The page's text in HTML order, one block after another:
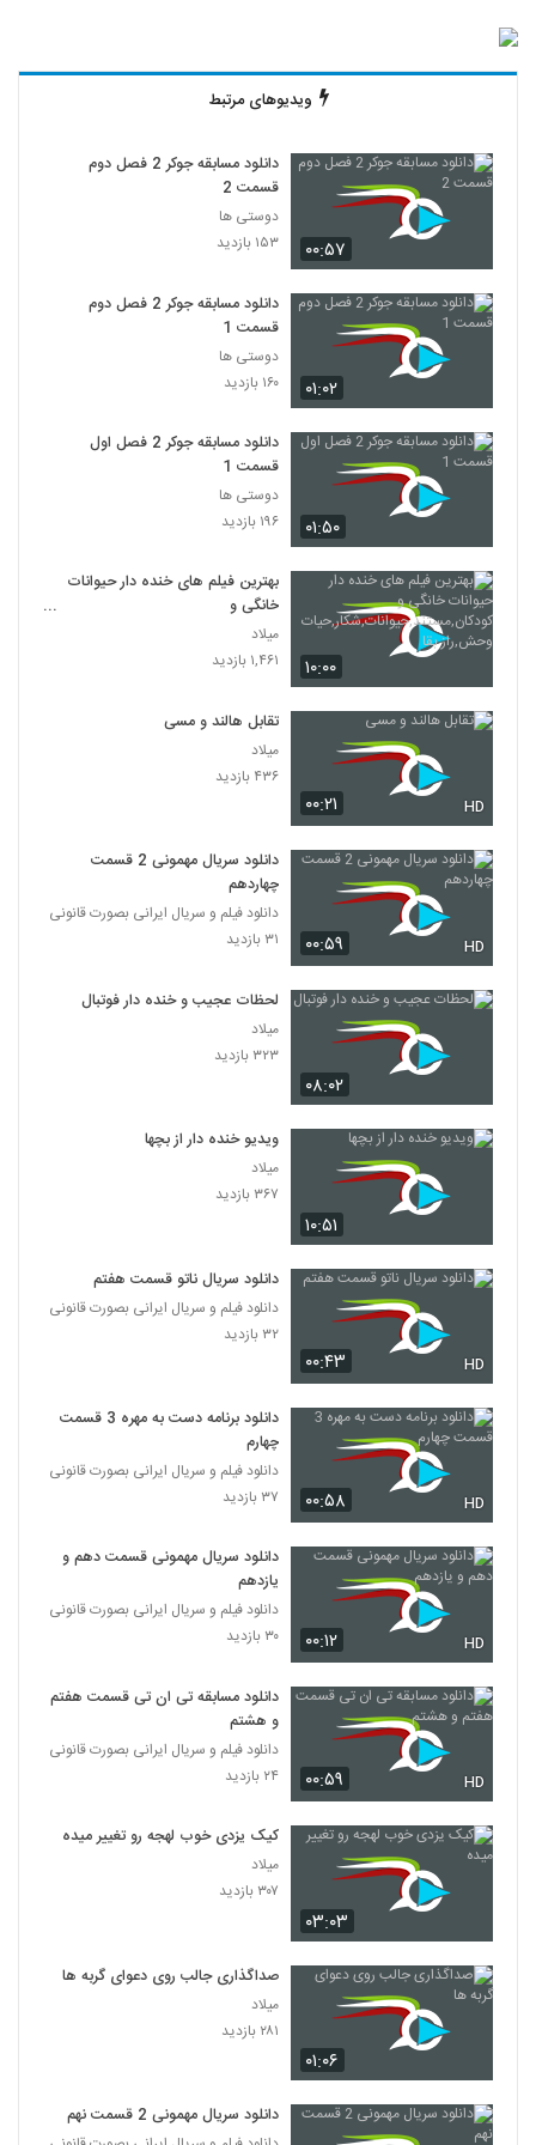
ویدیوهای مرتبط
۰۰:۵۷
دانلود مسابقه جوکر 2 فصل دوم
قسمت 2
دوستی ها
۱۵۳ بازدید
۰۱:۰۲
دانلود مسابقه جوکر 2 فصل دوم
قسمت 1
دوستی ها
۱۶۰ بازدید
۰۱:۵۰
دانلود مسابقه جوکر 2 فصل اول
قسمت 1
دوستی ها
۱۹۶ بازدید
۱۰:۰۰
بهترین فیلم های خنده دار حیوانات
خانگی و
کودکان,مستند,حیوانات,شکار,حیات
وحش,راز بقا
میلاد
۱,۴۶۱ بازدید
۰۰:۲۱ HD
تقابل هالند و مسی
میلاد
۴۳۶ بازدید
۰۰:۵۹ HD
دانلود سریال مهمونی 2 قسمت
چهاردهم
دانلود فیلم و سریال ایرانی بصورت قانونی
۳۱ بازدید
۰۸:۰۲
لحظات عجیب و خنده دار فوتبال
میلاد
۳۲۳ بازدید
۱۰:۵۱
ویدیو خنده دار از بچها
میلاد
۳۶۷ بازدید
۰۰:۴۳ HD
دانلود سریال ناتو قسمت هفتم
دانلود فیلم و سریال ایرانی بصورت قانونی
۳۲ بازدید
۰۰:۵۸ HD
دانلود برنامه دست به مهره 3 قسمت
چهارم
دانلود فیلم و سریال ایرانی بصورت قانونی
۳۷ بازدید
۰۰:۱۲ HD
دانلود سریال مهمونی قسمت دهم و
یازدهم
دانلود فیلم و سریال ایرانی بصورت قانونی
۳۰ بازدید
۰۰:۵۹ HD
دانلود مسابقه تی ان تی قسمت هفتم
و هشتم
دانلود فیلم و سریال ایرانی بصورت قانونی
۲۴ بازدید
۰۳:۰۳
کیک یزدی خوب لهجه رو تغییر میده
میلاد
۳۰۷ بازدید
۰۱:۰۶
صداگذاری جالب روی دعوای گربه ها
میلاد
۲۸۱ بازدید
دانلود سریال مهمونی 2 قسمت نهم